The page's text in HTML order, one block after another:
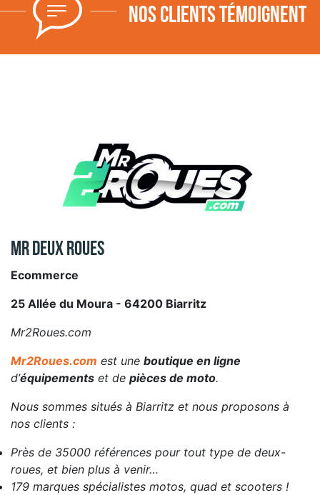
Nos clients témoignent
Mr Deux Roues
Ecommerce
25 Allée du Moura - 64200 Biarritz
Mr2Roues.com
Mr2Roues.com est une boutique en ligne
d’équipements et de pièces de moto.
Nous sommes situés à Biarritz et nous proposons à
nos clients :
Près de 35000 références pour tout type de deux-
roues, et bien plus à venir…
179 marques spécialistes motos, quad et scooters !